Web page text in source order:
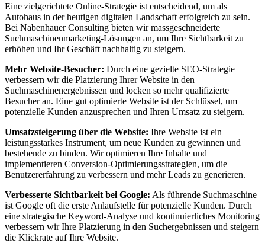
Eine zielgerichtete Online-Strategie ist entscheidend, um als
Autohaus in der heutigen digitalen Landschaft erfolgreich zu sein.
Bei Nabenhauer Consulting bieten wir massgeschneiderte
Suchmaschinenmarketing-Lösungen an, um Ihre Sichtbarkeit zu
erhöhen und Ihr Geschäft nachhaltig zu steigern.
Mehr Website-Besucher: Durch eine gezielte SEO-Strategie
verbessern wir die Platzierung Ihrer Website in den
Suchmaschinenergebnissen und locken so mehr qualifizierte
Besucher an. Eine gut optimierte Website ist der Schlüssel, um
potenzielle Kunden anzusprechen und Ihren Umsatz zu steigern.
Umsatzsteigerung über die Website: Ihre Website ist ein
leistungsstarkes Instrument, um neue Kunden zu gewinnen und
bestehende zu binden. Wir optimieren Ihre Inhalte und
implementieren Conversion-Optimierungsstrategien, um die
Benutzererfahrung zu verbessern und mehr Leads zu generieren.
Verbesserte Sichtbarkeit bei Google: Als führende Suchmaschine
ist Google oft die erste Anlaufstelle für potenzielle Kunden. Durch
eine strategische Keyword-Analyse und kontinuierliches Monitoring
verbessern wir Ihre Platzierung in den Suchergebnissen und steigern
die Klickrate auf Ihre Website.